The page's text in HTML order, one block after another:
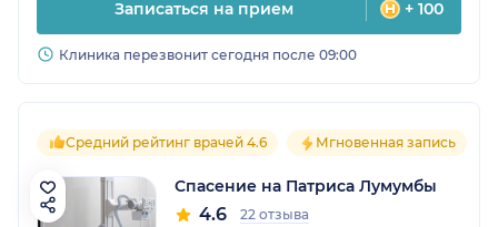
Записаться на прием + 100
Клиника перезвонит сегодня после 09:00
Средний рейтинг врачей 4.6 Мгновенная запись
Спасение на Патриса Лумумбы
4.6 22 отзыва